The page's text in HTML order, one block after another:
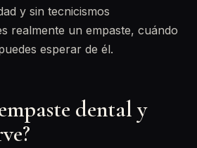
y sin tecnicismos
realmente un empaste, cuándo
esperar de él.
dental y